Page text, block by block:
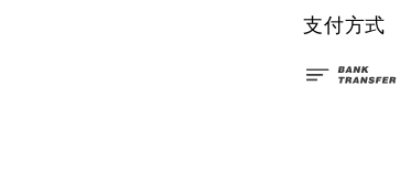
支付方式